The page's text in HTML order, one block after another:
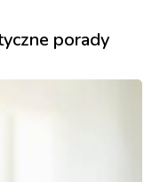
porady